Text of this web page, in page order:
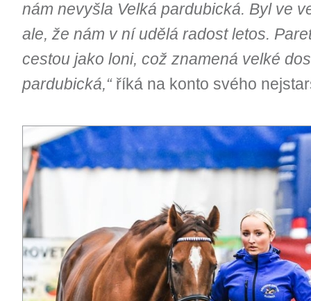
nám nevyšla Velká pardubická. Byl ve
ale, že nám v ní udělá radost letos.
cestou jako loni, což znamená velké
pardubická,“říká na konto svého